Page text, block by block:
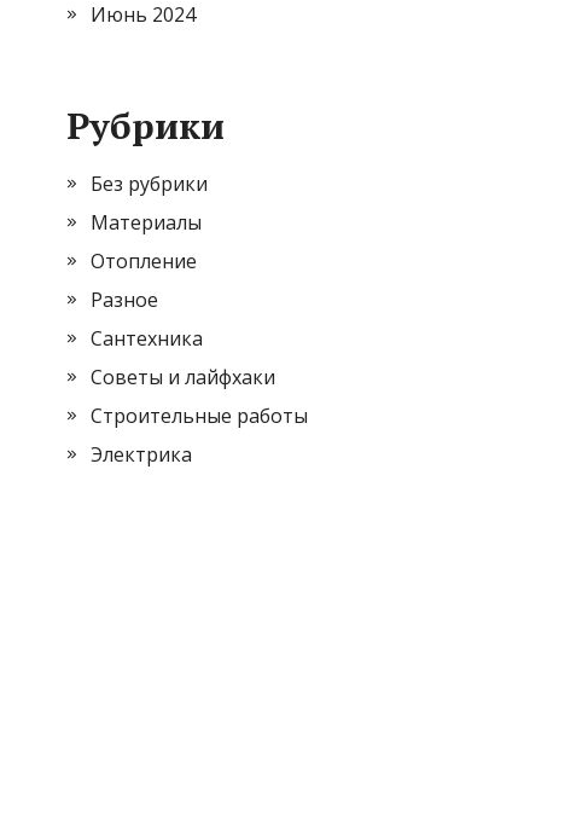
Июнь 2024
Рубрики
Без рубрики
Материалы
Отопление
Разное
Сантехника
Советы и лайфхаки
Строительные работы
Электрика